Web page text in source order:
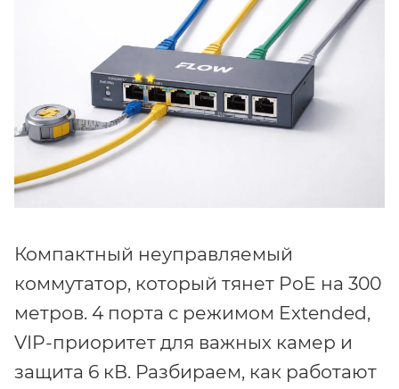
Компактный неуправляемый
коммутатор, который тянет PoE на 300
метров. 4 порта с режимом Extended,
VIP-приоритет для важных камер и
защита 6 кВ. Разбираем, как работают